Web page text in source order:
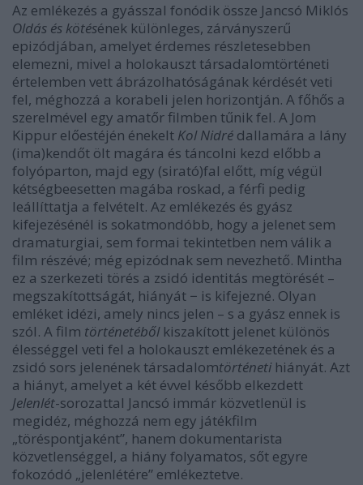
Az emlékezés a gyásszal fonódik össze Jancsó Miklós
Oldás és kötésének különleges, zárványszerű
epizódjában, amelyet érdemes részletesebben
elemezni, mivel a holokauszt társadalomtörténeti
értelemben vett ábrázolhatóságának kérdését veti
fel, méghozzá a korabeli jelen horizontján. A főhős a
szerelmével egy amatőr filmben tűnik fel. A Jom
Kippur előestéjén énekelt Kol Nidré dallamára a lány
(ima)kendőt ölt magára és táncolni kezd előbb a
folyóparton, majd egy (sirató)fal előtt, míg végül
kétségbeesetten magába roskad, a férfi pedig
leállíttatja a felvételt. Az emlékezés és gyász
kifejezésénél is sokatmondóbb, hogy a jelenet sem
dramaturgiai, sem formai tekintetben nem válik a
film részévé; még epizódnak sem nevezhető. Mintha
ez a szerkezeti törés a zsidó identitás megtörését –
megszakítottságát, hiányát − is kifejezné. Olyan
emléket idézi, amely nincs jelen – s a gyász ennek is
szól. A film történetébőlkiszakított jelenet különös
élességgel veti fel a holokauszt emlékezetének és a
zsidó sors jelenének társadalomtörténeti hiányát. Azt
a hiányt, amelyet a két évvel később elkezdett
Jelenlét-sorozattal Jancsó immár közvetlenül is
megidéz, méghozzá nem egy játékfilm
„töréspontjaként”, hanem dokumentarista
közvetlenséggel, a hiány folyamatos, sőt egyre
fokozódó „jelenlétére” emlékeztetve.